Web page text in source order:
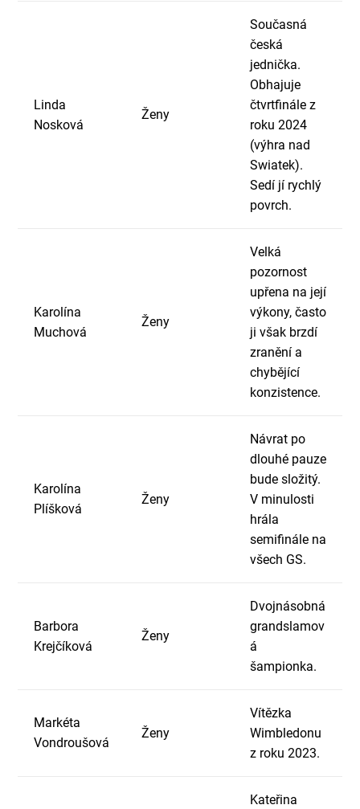
Linda
Nosková
Ženy
Současná
česká
jednička.
Obhajuje
čtvrtfinále z
roku 2024
(výhra nad
Swiatek).
Sedí jí rychlý
povrch.
Karolína
Muchová
Ženy
Velká
pozornost
upřena na její
výkony, často
ji však brzdí
zranění a
chybějící
konzistence.
Karolína
Plíšková
Ženy
Návrat po
dlouhé pauze
bude složitý.
V minulosti
hrála
semifinále na
všech GS.
Barbora
Krejčíková
Ženy
Dvojnásobná
grandslamov
á
šampionka.
Markéta
Vondroušová
Ženy
Vítězka
Wimbledonu
z roku 2023.
Kateřina